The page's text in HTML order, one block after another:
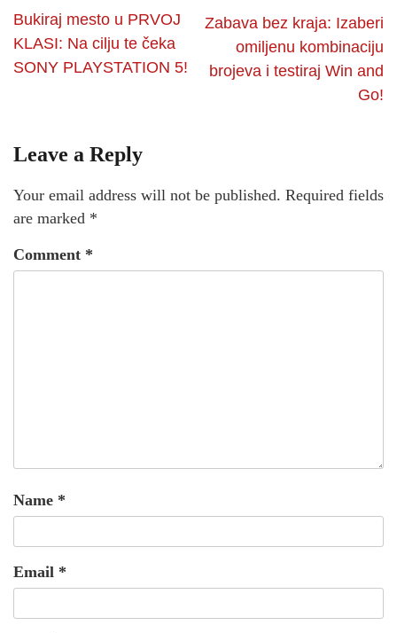
Bukiraj mesto u PRVOJ
KLASI: Na cilju te čeka
SONY PLAYSTATION 5!
Zabava bez kraja: Izaberi
omiljenu kombinaciju
brojeva i testiraj Win and
Go!
Leave a Reply
Your email address will not be published. Required fields
are marked *
Comment *
Name *
Email *